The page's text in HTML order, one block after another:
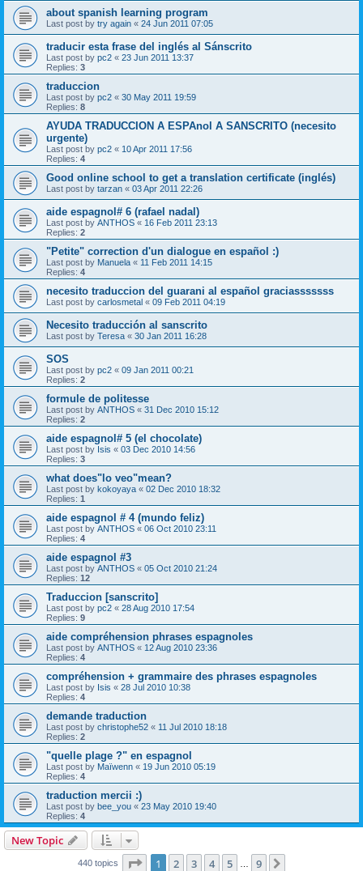
about spanish learning program
Last post by try again « 24 Jun 2011 07:05
traducir esta frase del inglés al Sánscrito
Last post by pc2 « 23 Jun 2011 13:37
Replies: 3
traduccion
Last post by pc2 « 30 May 2011 19:59
Replies: 8
AYUDA TRADUCCION A ESPAnol A SANSCRITO (necesito
urgente)
Last post by pc2 « 10 Apr 2011 17:56
Replies: 4
Good online school to get a translation certificate (inglés)
Last post by tarzan « 03 Apr 2011 22:26
aide espagnol# 6 (rafael nadal)
Last post by ANTHOS « 16 Feb 2011 23:13
Replies: 2
"Petite" correction d'un dialogue en español :)
Last post by Manuela « 11 Feb 2011 14:15
Replies: 4
necesito traduccion del guarani al español graciasssssss
Last post by carlosmetal « 09 Feb 2011 04:19
Necesito traducción al sanscrito
Last post by Teresa « 30 Jan 2011 16:28
SOS
Last post by pc2 « 09 Jan 2011 00:21
Replies: 2
formule de politesse
Last post by ANTHOS « 31 Dec 2010 15:12
Replies: 2
aide espagnol# 5 (el chocolate)
Last post by Isis « 03 Dec 2010 14:56
Replies: 3
what does"lo veo"mean?
Last post by kokoyaya « 02 Dec 2010 18:32
Replies: 1
aide espagnol # 4 (mundo feliz)
Last post by ANTHOS « 06 Oct 2010 23:11
Replies: 4
aide espagnol #3
Last post by ANTHOS « 05 Oct 2010 21:24
Replies: 12
Traduccion [sanscrito]
Last post by pc2 « 28 Aug 2010 17:54
Replies: 9
aide compréhension phrases espagnoles
Last post by ANTHOS « 12 Aug 2010 23:36
Replies: 4
compréhension + grammaire des phrases espagnoles
Last post by Isis « 28 Jul 2010 10:38
Replies: 4
demande traduction
Last post by christophe52 « 11 Jul 2010 18:18
Replies: 2
"quelle plage ?" en espagnol
Last post by Maïwenn « 19 Jun 2010 05:19
Replies: 4
traduction mercii :)
Last post by bee_you « 23 May 2010 19:40
Replies: 4
New Topic
440 topics Page 1of 9
1 2 3 4 5 … 9